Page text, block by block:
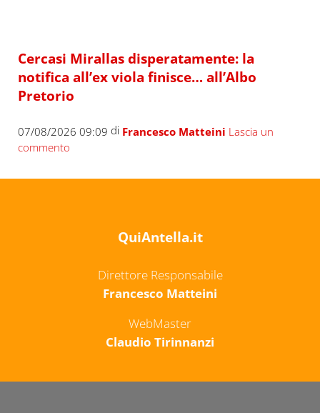
Cercasi Mirallas disperatamente: la
notifica all’ex viola finisce… all’Albo
Pretorio
07/08/2026 09:09 di Francesco Matteini Lascia un
commento
QuiAntella.it
Direttore Responsabile
Francesco Matteini
WebMaster
Claudio Tirinnanzi